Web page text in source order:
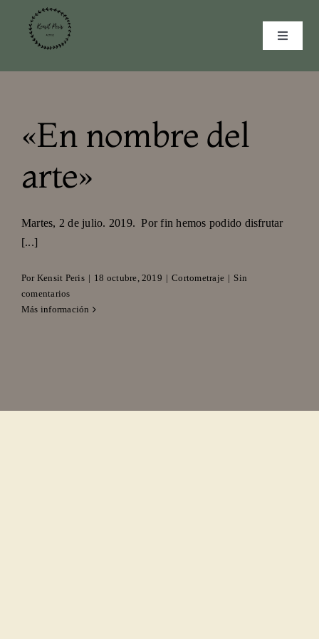
contenido
Toggle
INICIO
MULTIMEDIA
CONTACTO
«En nombre del
arte»
Martes, 2 de julio. 2019. Por fin hemos podido disfrutar
[...]
Por Kensit Peris | 18 octubre, 2019 | Cortometraje | Sin
comentarios
Más información